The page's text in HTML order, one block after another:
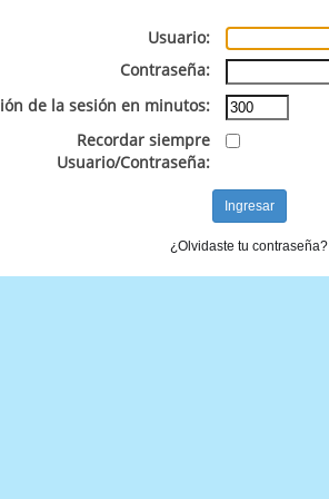
Usuario:
Contraseña:
de la sesión en minutos:
Recordar siempre
Usuario/Contraseña:
¿Olvidaste tu contraseña?